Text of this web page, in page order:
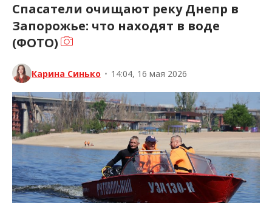
Спасатели очищают реку Днепр в
Запорожье: что находят в воде
(ФОТО)
Карина Синько • 14:04, 16 мая 2026